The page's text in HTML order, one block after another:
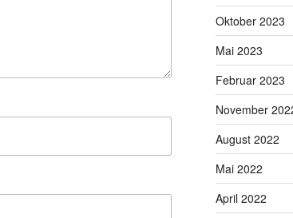
Oktober 2023
Mai 2023
Februar 2023
November
August 2022
Mai 2022
April 2022